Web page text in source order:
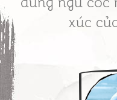
xúc